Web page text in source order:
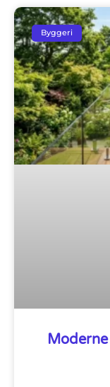
Byggeri